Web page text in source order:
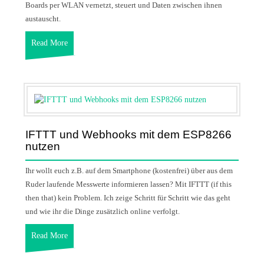
Boards per WLAN vernetzt, steuert und Daten zwischen ihnen
austauscht.
Read More
IFTTT und Webhooks mit dem ESP8266
nutzen
Ihr wollt euch z.B. auf dem Smartphone (kostenfrei) über aus dem
Ruder laufende Messwerte informieren lassen? Mit IFTTT (if this
then that) kein Problem. Ich zeige Schritt für Schritt wie das geht
und wie ihr die Dinge zusätzlich online verfolgt.
Read More